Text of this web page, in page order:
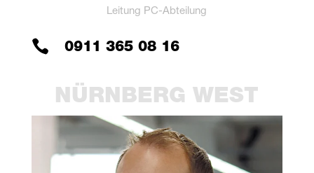
Lei­tung PC-Abteilung
 0911 365 08 16
NÜRN­BERG WEST